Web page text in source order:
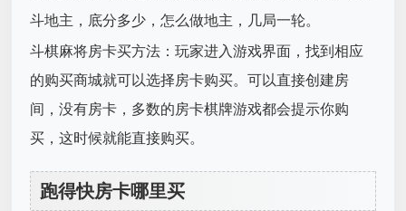
斗地主，底分多少，怎么做地主，几局一轮。
斗棋麻将房卡买方法：玩家进入游戏界面，找到相应
的购买商城就可以选择房卡购买。可以直接创建房
间，没有房卡，多数的房卡棋牌游戏都会提示你购
买，这时候就能直接购买。
跑得快房卡哪里买